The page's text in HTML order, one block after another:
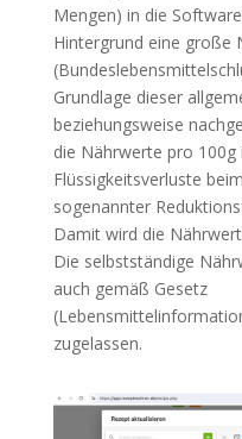
Mengen) in die
Hintergrund eine große
Grundlage dieser
beziehungsweise
die Nährwerte pro 100g
Flüssigkeitsverluste
sogenannter
Damit wird die
Die selbstständige
auch gemäß Gesetz
zugelassen.